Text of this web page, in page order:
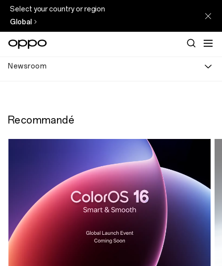
Select your country or region
Global
Newsroom
Recommandé